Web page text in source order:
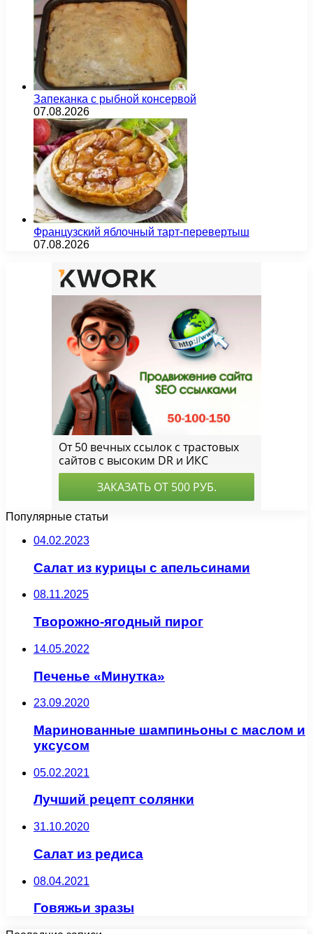
Запеканка с рыбной консервой
07.08.2026
Французский яблочный тарт-перевертыш
07.08.2026
Популярные статьи
04.02.2023
Салат из курицы с апельсинами
08.11.2025
Творожно-ягодный пирог
14.05.2022
Печенье «Минутка»
23.09.2020
Маринованные шампиньоны с маслом и
уксусом
05.02.2021
Лучший рецепт солянки
31.10.2020
Салат из редиса
08.04.2021
Говяжьи зразы